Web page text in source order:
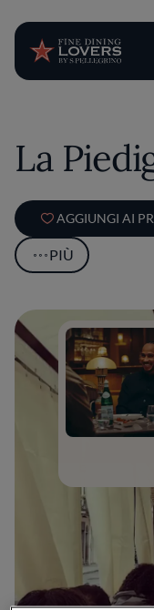
La
AGGIUNGI AI
PIÙ